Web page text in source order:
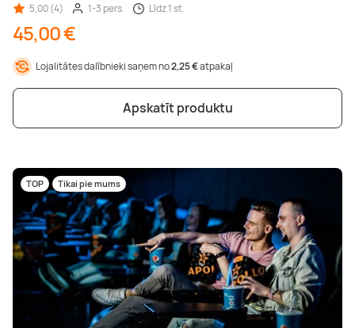
5,00 (4)
1-3 pers. Līdz 1 st.
45,00 €
Lojalitātes dalībnieki saņem no2,25 €atpakaļ
Apskatīt produktu
TOP Tikai pie mums